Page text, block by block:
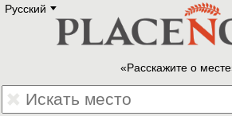
Русский E
Deutsch
Francais
Polski
Расскажите о месте